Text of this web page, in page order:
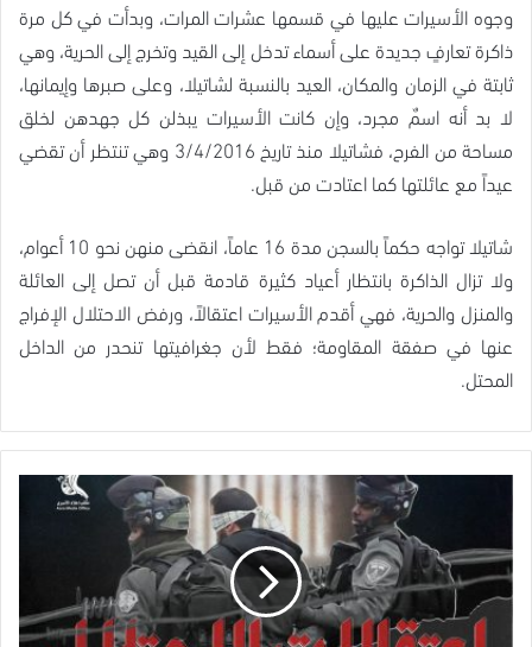
وجوه الأسيرات عليها في قسمها عشرات المرات، وبدأت في كل مرة
ذاكرة تعارفٍ جديدة على أسماء تدخل إلى القيد وتخرج إلى الحرية، وهي
ثابتة في الزمان والمكان، العيد بالنسبة لشاتيلا، وعلى صبرها وإيمانها،
لا بد أنه اسمٌ مجرد، وإن كانت الأسيرات يبذلن كل جهدهن لخلق
مساحة من الفرح، فشاتيلا منذ تاريخ 3/4/2016 وهي تنتظر أن تقضي
عيداً مع عائلتها كما اعتادت من قبل.
شاتيلا تواجه حكماً بالسجن مدة 16 عاماً، انقضى منهن نحو 10 أعوام،
ولا تزال الذاكرة بانتظار أعياد كثيرة قادمة قبل أن تصل إلى العائلة
والمنزل والحرية، فهي أقدم الأسيرات اعتقالاً، ورفض الاحتلال الإفراج
عنها في صفقة المقاومة؛ فقط لأن جغرافيتها تنحدر من الداخل
المحتل.
اقتحامات
واعتقالات
واسعة